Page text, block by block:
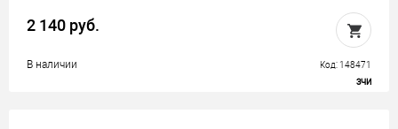
2 140 руб.
В наличии Код: 148471
ЗЧИ